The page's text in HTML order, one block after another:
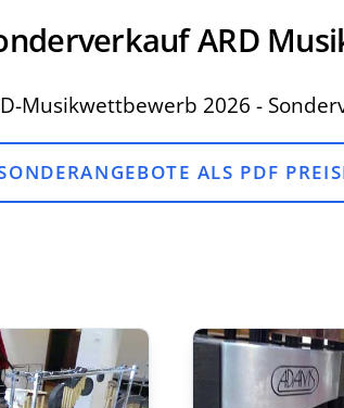
ARD
Musikwettbewerb 2026 -
ALS PDF